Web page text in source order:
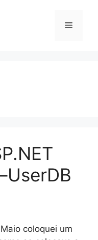
Menu
coloquei um